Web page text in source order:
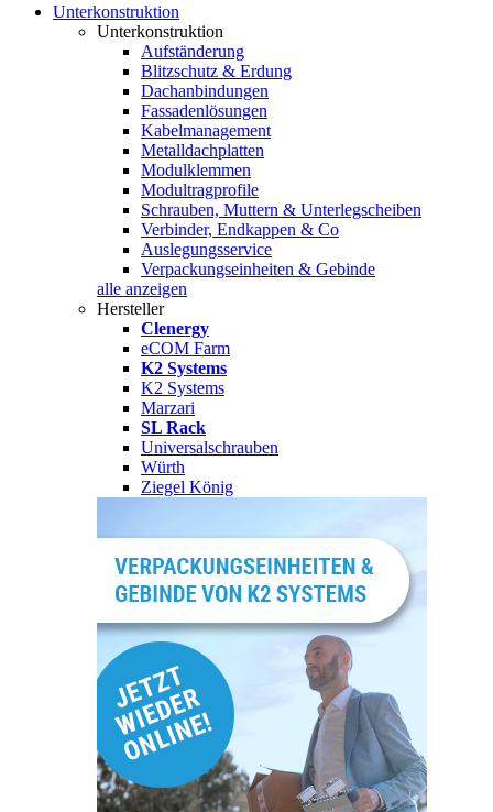
Unterkonstruktion
Unterkonstruktion
Aufständerung
Blitzschutz & Erdung
Dachanbindungen
Fassadenlösungen
Kabelmanagement
Metalldachplatten
Modulklemmen
Modultragprofile
Schrauben, Muttern & Unterlegscheiben
Verbinder, Endkappen & Co
Auslegungsservice
Verpackungseinheiten & Gebinde
alle anzeigen
Hersteller
Clenergy
eCOM Farm
K2 Systems
K2 Systems
Marzari
SL Rack
Universalschrauben
Würth
Ziegel König